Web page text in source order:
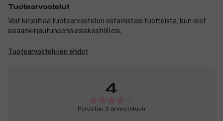
Tuotearvostelut
Voit kirjoittaa tuotearvostelun ostamistasi tuotteista, kun olet
sisäänkirjautuneena asiakastilillesi.
Tuotearvostelujen ehdot
4
Perustuu 3 arvosteluun